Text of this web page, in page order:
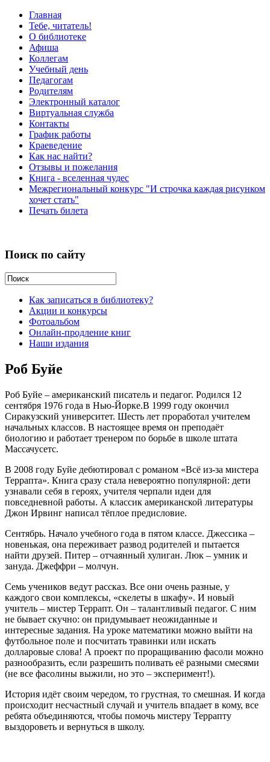
Главная
Тебе, читатель!
О библиотеке
Афиша
Коллегам
Учебный день
Педагогам
Родителям
Электронный каталог
Виртуальная служба
Контакты
График работы
Краеведение
Как нас найти?
Отзывы и пожелания
Книга - вселенная чудес
Межрегиональный конкурс "И строчка каждая рисунком
хочет стать"
Печать билета
Поиск по сайту
Как записаться в библиотеку?
Акции и конкурсы
Фотоальбом
Онлайн-продление книг
Наши издания
Роб Буйе
Роб Буйе – американский писатель и педагог. Родился 12
сентября 1976 года в Нью-Йорке.В 1999 году окончил
Сиракузский университет. Шесть лет проработал учителем
начальных классов. В настоящее время он преподаёт
биологию и работает тренером по борьбе в школе штата
Массачусетс.
В 2008 году Буйе дебютировал с романом «Всё из-за мистера
Террапта». Книга сразу стала невероятно популярной: дети
узнавали себя в героях, учителя черпали идеи для
повседневной работы. А классик американской литературы
Джон Ирвинг написал тёплое предисловие.
Сентябрь. Начало учебного года в пятом классе. Джессика –
новенькая, она переживает развод родителей и пытается
найти друзей. Питер – отчаянный хулиган. Люк – умник и
зануда. Джеффри – молчун.
Семь учеников ведут рассказ. Все они очень разные, у
каждого свои комплексы, «скелеты в шкафу». И новый
учитель – мистер Террапт. Он – талантливый педагог. С ним
не бывает скучно: он придумывает неожиданные и
интересные задания. На уроке математики можно выйти на
футбольное поле и посчитать травинки или искать
долларовые слова! А проект по проращиванию фасоли можно
разнообразить, если разрешить поливать её разными смесями
(не все фасолины выжили, но это – эксперимент!).
История идёт своим чередом, то грустная, то смешная. И когда
происходит несчастный случай и учитель впадает в кому, все
ребята объединяются, чтобы помочь мистеру Террапту
выздороветь и вернуться в школу.